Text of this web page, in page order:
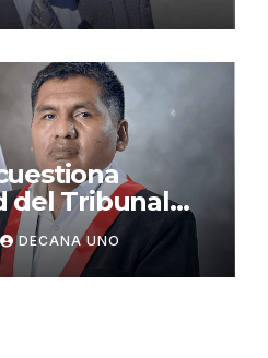
del Tribunal
tras liberación
DECANA UNO